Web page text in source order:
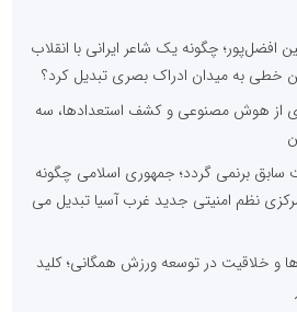
افضل‌پور؛ چگونه یک شاعر ایرانی با انقلاب
خطی به میدان ادراک بصری تبدیل کرد؟
از هوش مصنوعی و کشف استعدادها، سه
سابق برنمی گردد؛ جمهوری اسلامی چگونه
مرکزی نظم امنیتی جدید غرب آسیا تبدیل می
و خلاقیت در توسعه ورزش همگانی؛ کلید